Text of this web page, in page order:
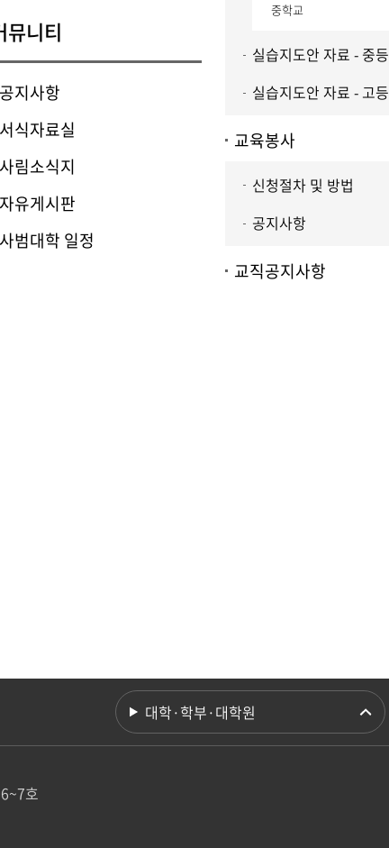
중학교
실습지도안 자료 - 중등
실습지도안 자료 - 고등
교육봉사
신청절차 및 방법
공지사항
교직공지사항
뮤니티
공지사항
서식자료실
사림소식지
자유게시판
사범대학 일정
대학·학부·대학원
호